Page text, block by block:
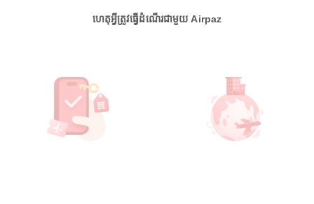
ហេតុអ្វីត្រូវធ្វើដំណើរជាមួយ Airpaz